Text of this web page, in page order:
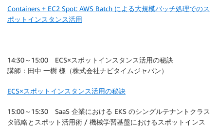
Containers + EC2 Spot: AWS Batch による大規模バッチ処理でのス
ポットインスタンス活用
14:30～15:00 ECS×スポットインスタンス活用の秘訣
講師：田中 一樹 様（株式会社ナビタイムジャパン）
ECS×スポットインスタンス活用の秘訣
15:00～15:30 SaaS 企業における EKS のシングルテナントクラス
タ戦略とスポット活用術 / 機械学習基盤におけるスポットインス